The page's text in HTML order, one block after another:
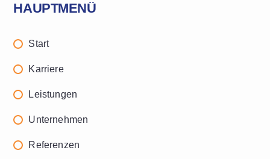
HAUPTMENÜ
Start
Karriere
Leistungen
Unternehmen
Referenzen